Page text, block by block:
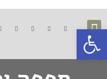
פתח סרגל